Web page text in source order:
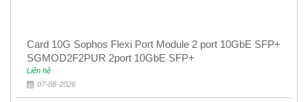
Card 10G Sophos Flexi Port Module 2 port 10GbE SFP+
SGMOD2F2PUR 2port 10GbE SFP+
Liên hệ
07-08-2026